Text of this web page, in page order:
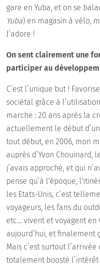
gare en Yuba, et on se
Yuba) en magasin à vélo,
J’adore !
On sent clairement une
participer au
C’est l’unique but !
sociétal grâce à
marche : 20 ans après la
actuellement le début
tout début, en 2006, mon
auprès d’Yvon Chouinard,
j’avais approché, et qui
pense qu’à l'époque,
les Etats-Unis, c’est
voyageurs, les fans du
etc… vivent et voyagent en
aujourd’hui, et finalement
Mais c’est surtout
totalement boosté